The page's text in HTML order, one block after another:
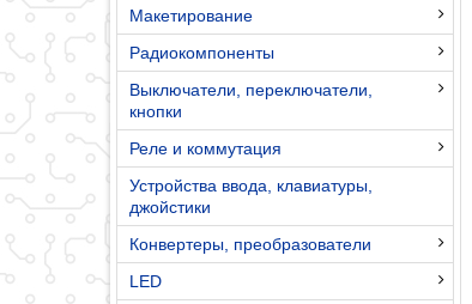
Макетирование
Радиокомпоненты
Выключатели, переключатели,
кнопки
Реле и коммутация
Устройства ввода, клавиатуры,
джойстики
Конвертеры, преобразователи
LED